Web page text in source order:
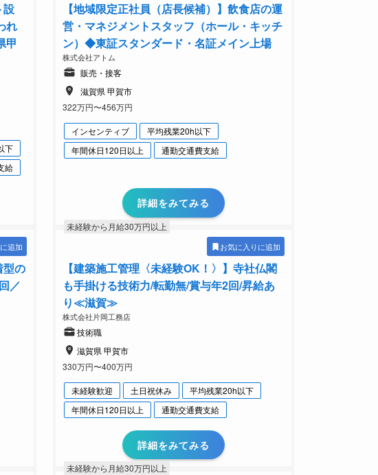
設
れ
甲
下
給
【地域限定正社員（店長候補）】飲食店の運
営・マネジメントスタッフ（ホール・キッチ
ン）◆東証スタンダード・名証メイン上場
株式会社アトム
販売・接客
滋賀県 甲賀市
322万円〜456万円
インセンティブ
平均残業20h以下
年間休日120日以上
通勤交通費支給
詳細をみてみる
追加
型の
／
未経験から月給30万円以上
お気に入りに追加
【建築施工管理〈未経験OK！〉】寺社仏閣
も手掛ける技術力/転勤無/賞与年2回/昇給あ
り≪滋賀≫
株式会社片岡工務店
技術職
滋賀県 甲賀市
330万円〜400万円
未経験歓迎 土日祝休み
平均残業20h以下
年間休日120日以上
通勤交通費支給
詳細をみてみる
未経験から月給30万円以上